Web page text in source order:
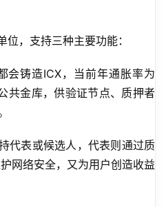
，支持三种主要功能：
会铸造ICX，当前年通胀率为
共金库，供验证节点、质押者
代表或候选人，代表则通过质
网络安全，又为用户创造收益